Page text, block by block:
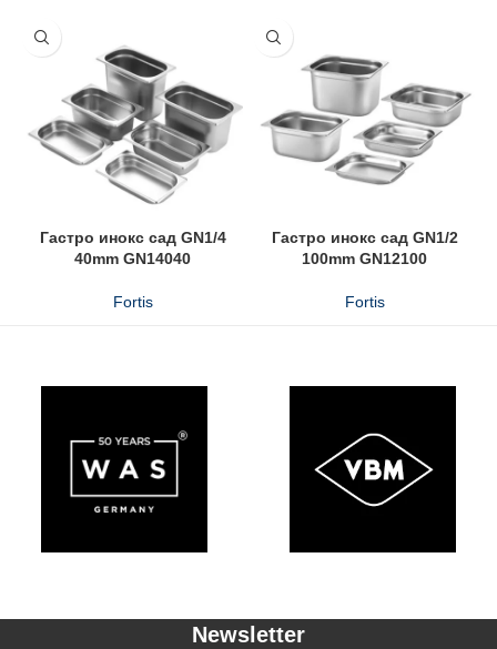
Гастро инокс сад GN1/4
40mm GN14040
Fortis
Гастро инокс сад GN1/2
100mm GN12100
Fortis
Newsletter